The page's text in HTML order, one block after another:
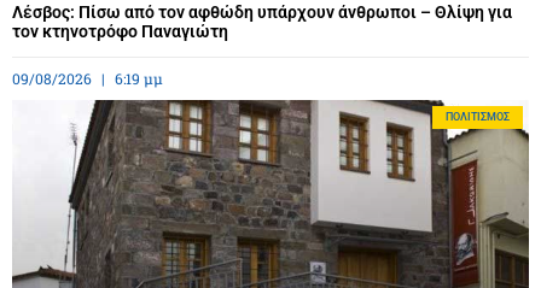
Λέσβος: Πίσω από τον αφθώδη υπάρχουν άνθρωποι – Θλίψη για
τον κτηνοτρόφο Παναγιώτη
09/08/2026 6:19 μμ
ΠΟΛΙΤΙΣΜΌΣ